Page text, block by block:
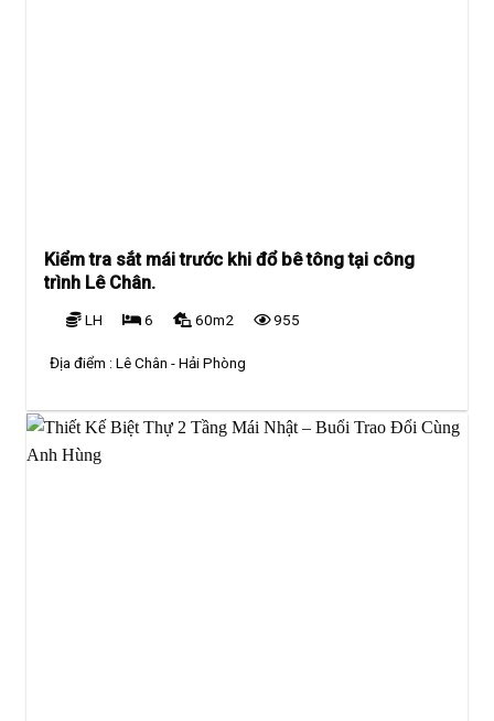
Kiểm tra sắt mái trước khi đổ bê tông tại công
trình Lê Chân.
LH 6 60m2 955
Địa điểm :Lê Chân - Hải Phòng